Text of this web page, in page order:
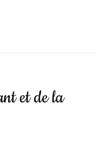
et de la